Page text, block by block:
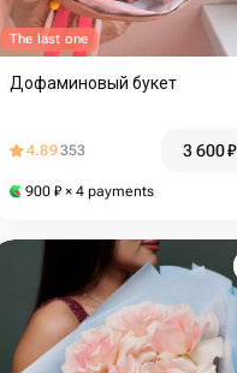
The last one
Дофаминовый букет
4.89353 3 600₽
900 ₽ × 4 payments